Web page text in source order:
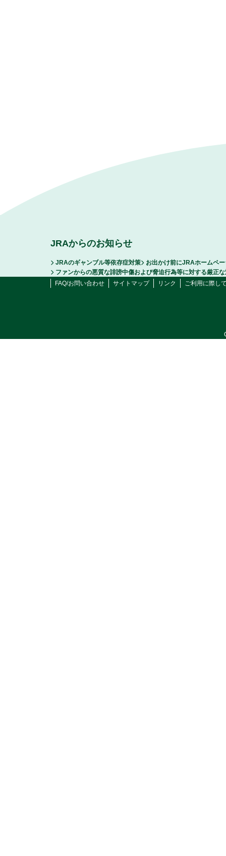
JRAからのお知らせ
JRAのギャンブル等依存症対策
お出かけ前にJRAホームペ
ファンからの悪質な誹謗中傷および脅迫行為等に対する厳正
FAQ/お問い合わせ
サイトマップ リンク ご利用に際し